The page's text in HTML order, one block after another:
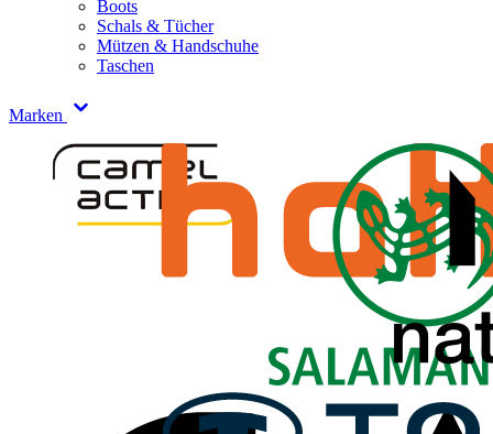
Boots
Schals & Tücher
Mützen & Handschuhe
Taschen
Marken